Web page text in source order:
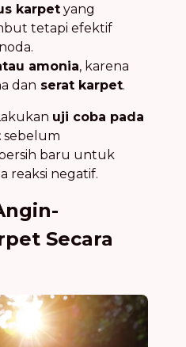
karpet yang
tetapi efektif
amonia, karena
dan serat karpet.
uji coba pada
sebelum
baru untuk
reaksi negatif.
Secara